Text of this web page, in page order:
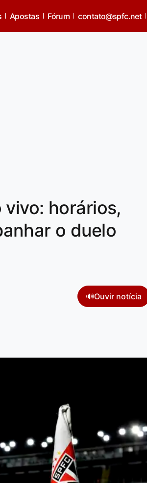
Apostas Fórum contato@spfc.net
vivo: horários,
o duelo
🔊Ouvir notícia